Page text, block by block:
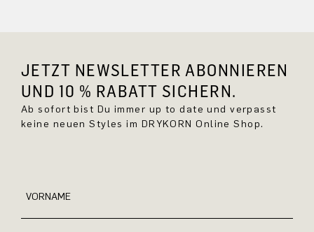
JETZT NEWSLETTER ABONNIEREN
UND 10 % RABATT SICHERN.
Ab sofort bist Du immer up to date und verpasst
keine neuen Styles im DRYKORN Online Shop.
VORNAME